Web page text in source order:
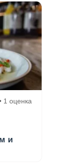
1 оценка
и